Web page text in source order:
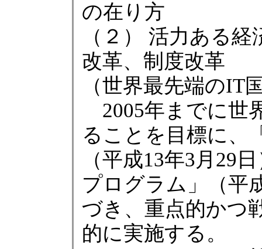
の在り方
（２） 活力ある
改革、制度改革
（世界最先端のIT
2005年までに世
ることを目標に、
（平成13年3月29
プログラム」（平
づき、重点的かつ
的に実施する。